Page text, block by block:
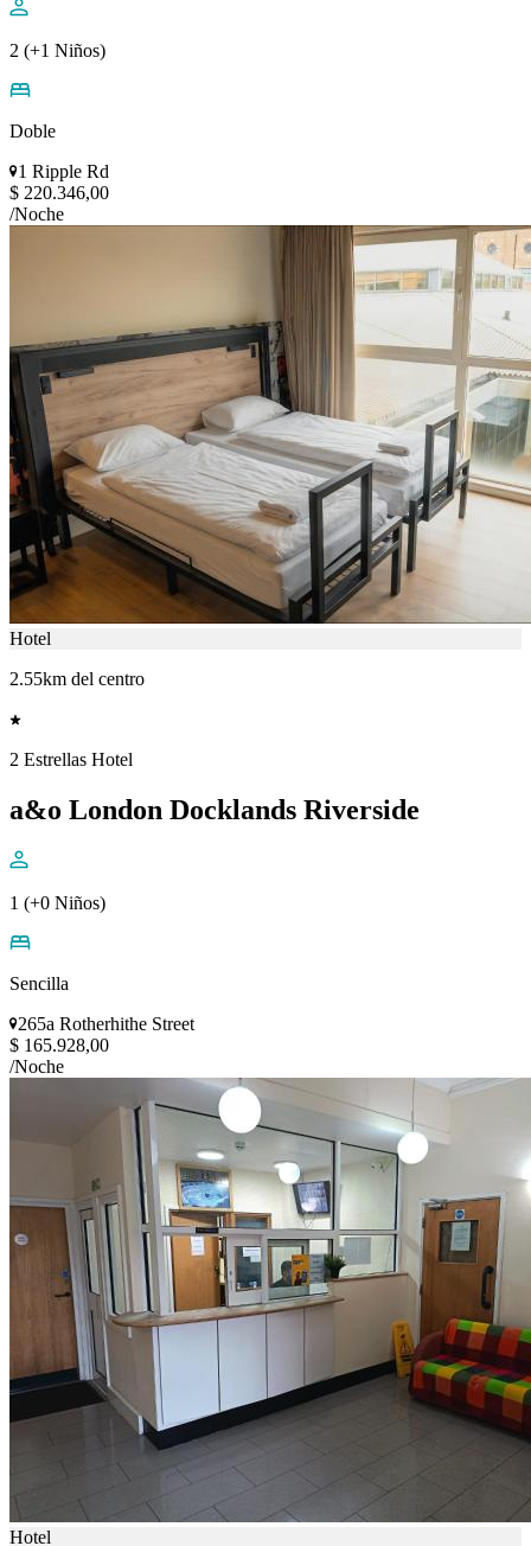
2 (+1 Niños)
Doble
1 Ripple Rd
$ 220.346,00
/Noche
Hotel
2.55km del centro
2 Estrellas Hotel
a&o London Docklands Riverside
1 (+0 Niños)
Sencilla
265a Rotherhithe Street
$ 165.928,00
/Noche
Hotel